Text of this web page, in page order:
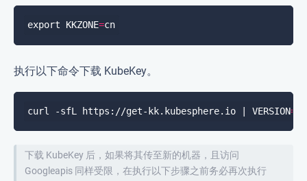
export KKZONE=
执行以下命令下载 KubeKey。
curl -sfL https://get-kk.kubesphere.io | VERSION=
下载 KubeKey 后，如果将其传至新的机器，且访问
Googleapis 同样受限，在执行以下步骤之前务必再次执行